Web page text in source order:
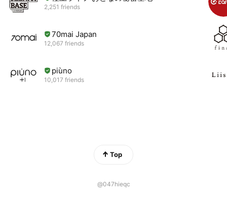
2,251 friends
70mai Japan
12,067 friends
piùno
10,017 friends
Top
@047hieqc